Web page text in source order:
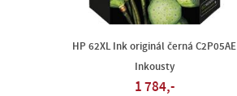
HP 62XL Ink originál černá C2P05AE
Inkousty
1 784,-